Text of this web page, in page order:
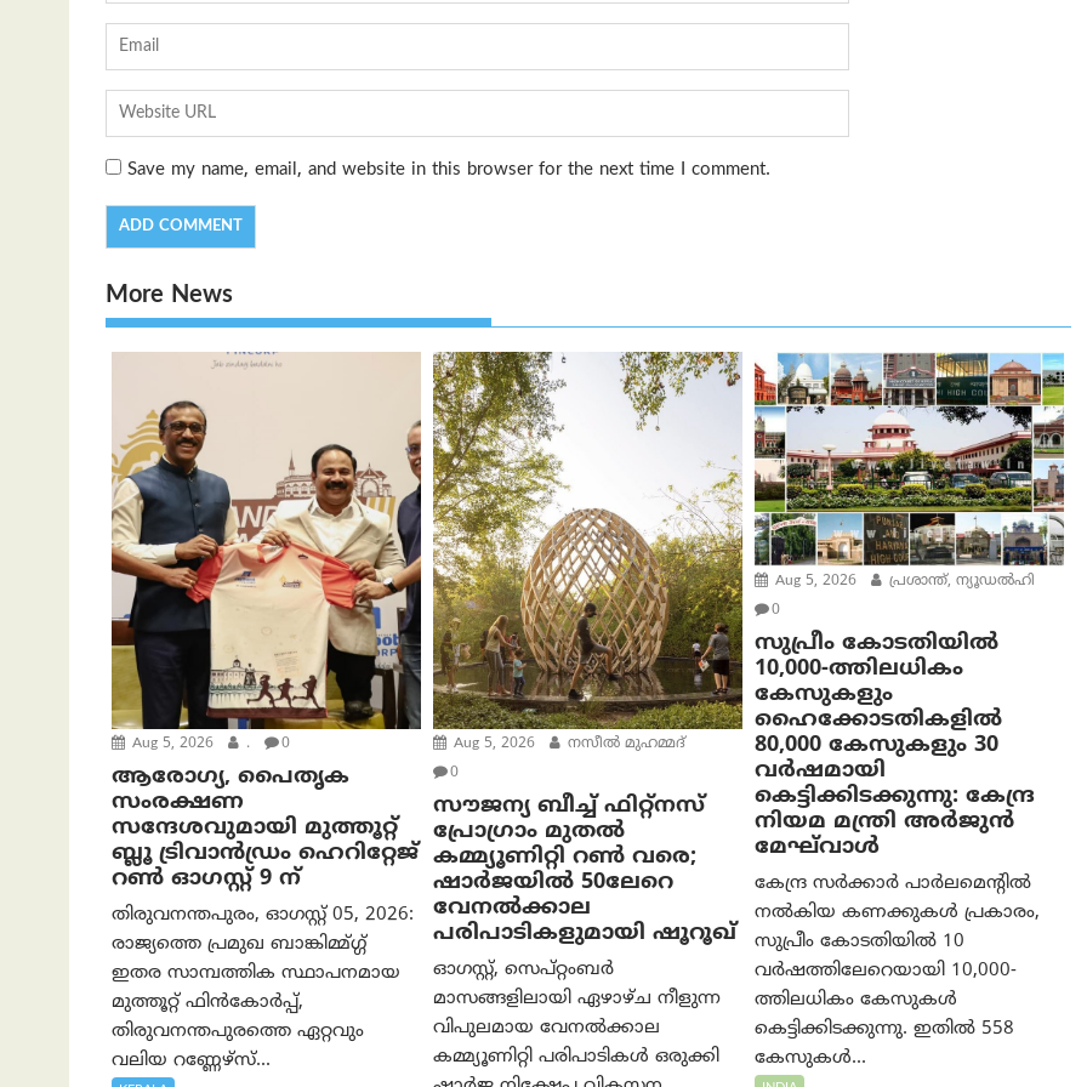
Save my name, email, and website in this browser for the next time I comment.
More News
Aug 5, 2026 . 0
ആരോഗ്യ, പൈതൃക
സംരക്ഷണ
സന്ദേശവുമായി മുത്തൂറ്റ്
ബ്ലൂ ട്രിവാൻഡ്രം ഹെറിറ്റേജ്
റൺ ഓഗസ്റ്റ് 9 ന്
തിരുവനന്തപുരം, ഓഗസ്റ്റ് 05, 2026:
രാജ്യത്തെ പ്രമുഖ ബാങ്കിമ്മ്ഗ്ഗ്
ഇതര സാമ്പത്തിക സ്ഥാപനമായ
മുത്തൂറ്റ് ഫിൻകോർപ്പ്,
തിരുവനന്തപുരത്തെ ഏറ്റവും
വലിയ റണ്ണേഴ്‌സ്...
Aug 5, 2026
നസീല്‍ മുഹമ്മദ്
0
സൗജന്യ ബീച്ച് ഫിറ്റ്നസ്
പ്രോ​ഗ്രാം മുതൽ
കമ്മ്യൂണിറ്റി റൺ വരെ;
ഷാർജയിൽ 50ലേറെ
വേനൽക്കാല
പരിപാടികളുമായി ഷൂറൂഖ്
ഓഗസ്റ്റ്, സെപ്റ്റംബർ
മാസങ്ങളിലായി ഏഴാഴ്ച നീളുന്ന
വിപുലമായ വേനൽക്കാല
കമ്മ്യൂണിറ്റി പരിപാടികൾ ഒരുക്കി
Aug 5, 2026
പ്രശാന്ത്, ന്യൂഡല്‍ഹി
0
സുപ്രീം കോടതിയിൽ
10,000-ത്തിലധികം
കേസുകളും
ഹൈക്കോടതികളിൽ
80,000 കേസുകളും 30
വർഷമായി
കെട്ടിക്കിടക്കുന്നു: കേന്ദ്ര
നിയമ മന്ത്രി അര്‍ജുന്‍
മേഘ്‌വാള്‍
കേന്ദ്ര സർക്കാർ പാർലമെന്റിൽ
നൽകിയ കണക്കുകൾ പ്രകാരം,
സുപ്രീം കോടതിയിൽ 10
വർഷത്തിലേറെയായി 10,000-
ത്തിലധികം കേസുകൾ
കെട്ടിക്കിടക്കുന്നു. ഇതിൽ 558
കേസുകൾ...